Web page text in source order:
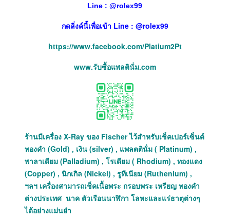
Line : @rolex99
กดลิ่งค์นี้เพื่อเข้า Line : @rolex99
https://www.facebook.com/Platium2Pt
www.รับซื้อแพลตินั่ม.com
ร้านมีเครื่อง X-Ray ของ Fischer ไว้สำหรับเช็คเปอร์เซ็นต์
ทองคำ (Gold) , เงิน (silver) , แพลตตินั่ม ( Platinum) ,
พาลาเดียม (Palladium) , โรเดียม ( Rhodium) , ทองแดง
(Copper) , นิกเกิล (Nickel) , รูทีเนียม (Ruthenium) ,
ฯลฯ เครื่องสามารถเช็คเนื้อพระ กรอบพระ เหรียญ ทองคำ
ต่างประเทศ นาค ตัวเรือนนาฬิกา โลหะและแร่ธาตุต่างๆ
ได้อย่างแม่นยำ